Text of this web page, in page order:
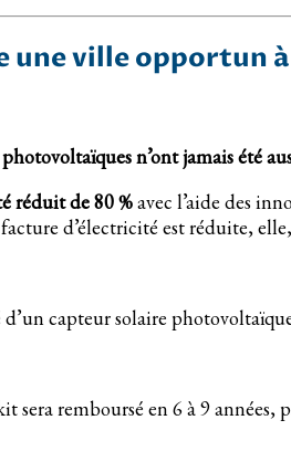
une ville opportun
n’ont jamais été
réduit de 80 %avec l’aide des
d’électricité est réduite,
capteur solaire
remboursé en 6 à 9 années,